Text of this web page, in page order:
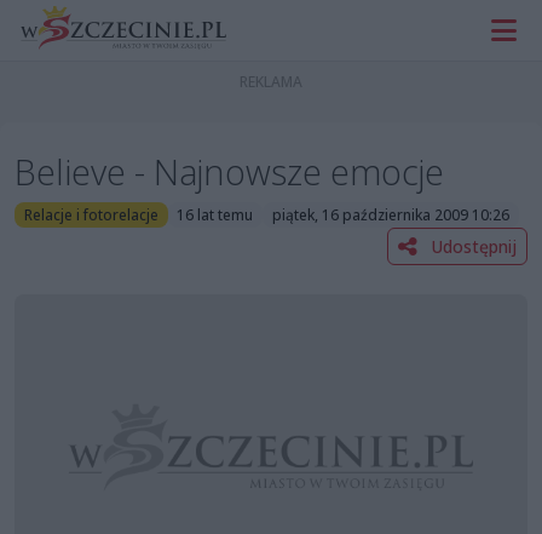
Believe - Najnowsze emocje
Relacje i fotorelacje 16 lat temu piątek, 16 października 2009 10:26
Udostępnij